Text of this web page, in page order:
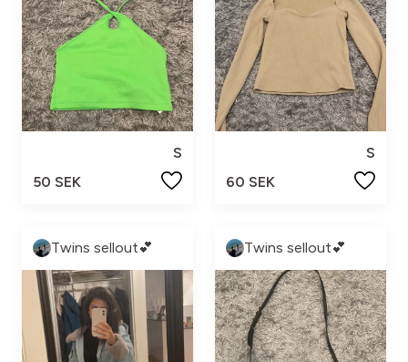
S
50 SEK
S
60 SEK
Twins sellout💕 Twins sellout💕